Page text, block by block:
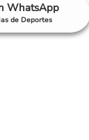
WhatsApp
de Deportes